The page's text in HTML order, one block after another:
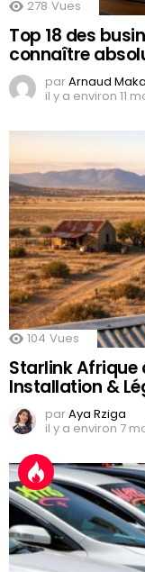
278 Vues
Top 18 des
connaître
parArnaud
il y a environ 11
104 Vues
Starlink Afrique
Installation &
parAya Rziga
il y a environ 7